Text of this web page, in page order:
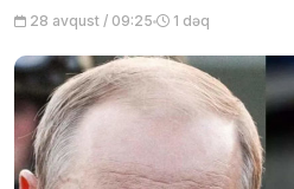
28 avqust / 09:25 1 dəq